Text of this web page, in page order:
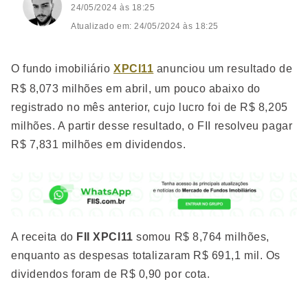
24/05/2024 às 18:25
Atualizado em: 24/05/2024 às 18:25
O fundo imobiliário XPCI11 anunciou um resultado de
R$ 8,073 milhões em abril, um pouco abaixo do
registrado no mês anterior, cujo lucro foi de R$ 8,205
milhões. A partir desse resultado, o FII resolveu pagar
R$ 7,831 milhões em dividendos.
A receita do FII XPCI11 somou R$ 8,764 milhões,
enquanto as despesas totalizaram R$ 691,1 mil. Os
dividendos foram de R$ 0,90 por cota.